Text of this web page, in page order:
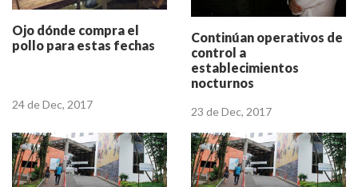
Ojo dónde compra el
pollo para estas fechas
24 de Dec, 2017
Continúan operativos de
control a
establecimientos
nocturnos
23 de Dec, 2017